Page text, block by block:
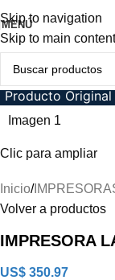
Skip to navigation
Skip to main content
MENÚ
Producto Original
Clic para ampliar
Inicio
Volver a productos
IMPRESORA
US$ 350.97